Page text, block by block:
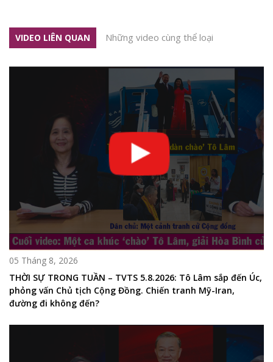
VIDEO LIÊN QUAN Những video cùng thể loại
05 Tháng 8, 2026
THỜI SỰ TRONG TUẦN – TVTS 5.8.2026: Tô Lâm sắp đến Úc,
phỏng vấn Chủ tịch Cộng Đồng. Chiến tranh Mỹ-Iran,
đường đi không đến?